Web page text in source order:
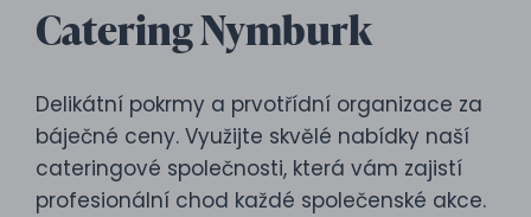
Catering Nymburk
Delikátní pokrmy a prvotřídní organizace za
báječné ceny. Využijte skvělé nabídky naší
cateringové společnosti, která vám zajistí
profesionální chod každé společenské akce.